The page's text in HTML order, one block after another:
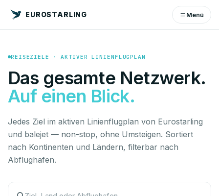
EUROSTARLING Menü
REISEZIELE · AKTIVER LINIENFLUGPLAN
Das gesamte Netzwerk.
Auf einen Blick.
Jedes Ziel im aktiven Linienflugplan von Eurostarling
und balejet — non-stop, ohne Umsteigen. Sortiert
nach Kontinenten und Ländern, filterbar nach
Abflughafen.